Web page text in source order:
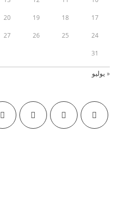
17
18
19
20
24
25
26
27
31
« يوليو